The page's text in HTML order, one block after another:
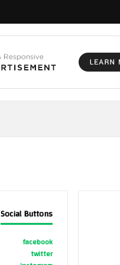
Social Buttons
facebook
twitter